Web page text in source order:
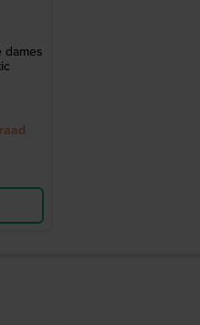
dames